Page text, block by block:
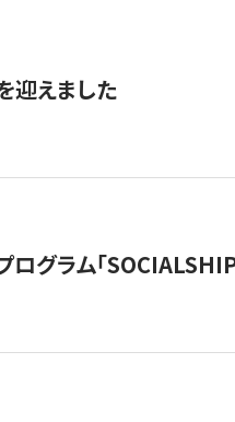
迎えました
グラム「